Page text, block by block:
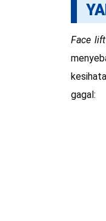
Face lift
gagal: